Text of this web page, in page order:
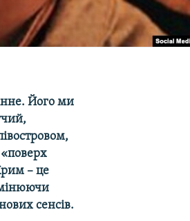
Його ми
– це
сенсів.